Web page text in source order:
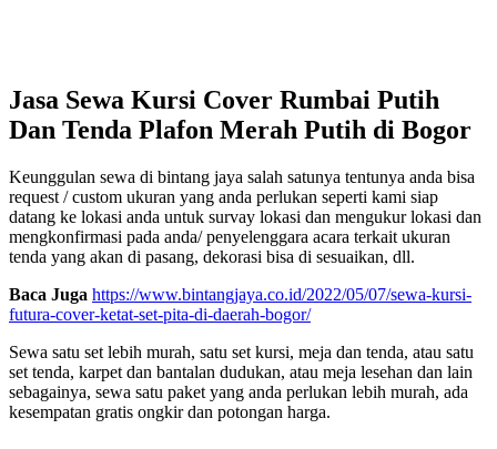
Jasa Sewa Kursi Cover Rumbai Putih
Dan Tenda Plafon Merah Putih di Bogor
Keunggulan sewa di bintang jaya salah satunya tentunya anda bisa
request / custom ukuran yang anda perlukan seperti kami siap
datang ke lokasi anda untuk survay lokasi dan mengukur lokasi dan
mengkonfirmasi pada anda/ penyelenggara acara terkait ukuran
tenda yang akan di pasang, dekorasi bisa di sesuaikan, dll.
Baca Juga https://www.bintangjaya.co.id/2022/05/07/sewa-kursi-
futura-cover-ketat-set-pita-di-daerah-bogor/
Sewa satu set lebih murah, satu set kursi, meja dan tenda, atau satu
set tenda, karpet dan bantalan dudukan, atau meja lesehan dan lain
sebagainya, sewa satu paket yang anda perlukan lebih murah, ada
kesempatan gratis ongkir dan potongan harga.